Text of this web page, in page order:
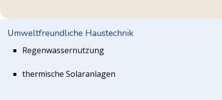
Umweltfreundliche Haustechnik
Regenwassernutzung
thermische Solaranlagen